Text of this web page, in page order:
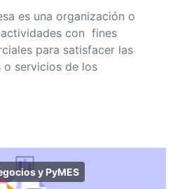
es una organización o
con fines
para satisfacer las
o servicios de los
y PyMES